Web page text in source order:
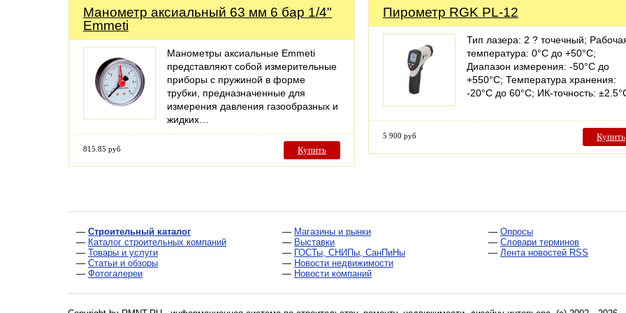
Манометр аксиальный 63 мм 6 бар 1/4"
Emmeti
Манометры аксиальные Emmeti
представляют собой измерительные
приборы с пружиной в форме
трубки, предназначенные для
измерения давления газообразных и
жидких…
815.85 руб Купить
Пирометр RGK PL-12
Тип лазера: 2 ? точечный;
температура: 0°С до +50°С;
Диапазон измерения: -50°С до
+550°С; Температура хранения:
-20°С до 60°С; ИК-точность:
5 900 руб Купить
— Строительный каталог
— Каталог строительных компаний
— Товары и услуги
— Статьи и обзоры
— Фотогалереи
— Магазины и рынки
— Выставки
— ГОСТы, СНИПы, СанПиНы
— Новости недвижимости
— Новости компаний
— Опросы
— Словари терминов
— Лента новостей RSS